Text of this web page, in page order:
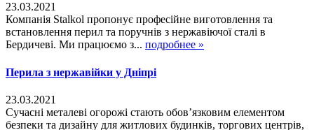
23.03.2021
Компанія Stalkol пропонує професійне виготовлення та
встановлення перил та поручнів з нержавіючої сталі в
Бердичеві. Ми працюємо з... подробнее »
Перила з нержавійки у Дніпрі
23.03.2021
Сучасні металеві огорожі стають обов’язковим елементом
безпеки та дизайну для житлових будинків, торгових центрів,